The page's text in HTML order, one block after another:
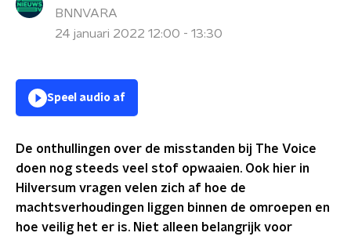
BNNVARA
24 januari 2022 12:00 - 13:30
Speel audio af
De onthullingen over de misstanden bij The Voice
doen nog steeds veel stof opwaaien. Ook hier in
Hilversum vragen velen zich af hoe de
machtsverhoudingen liggen binnen de omroepen en
hoe veilig het er is. Niet alleen belangrijk voor